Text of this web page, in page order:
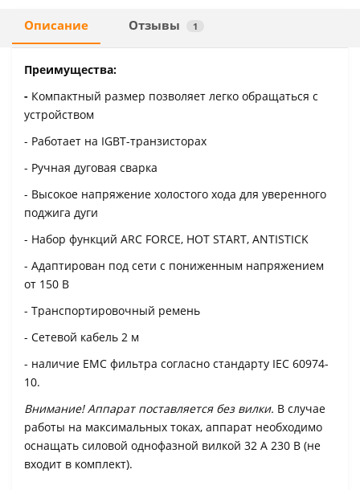
Описание Отзывы 1
Преимущества:
- Компактный размер позволяет легко обращаться с
устройством
- Работает на IGBT-транзисторах
- Ручная дуговая сварка
- Высокое напряжение холостого хода для уверенного
поджига дуги
- Набор функций ARC FORCE, HOT START, ANTISTICK
- Адаптирован под сети с пониженным напряжением
от 150 В
- Транспортировочный ремень
- Сетевой кабель 2 м
- наличие ЕМС фильтра согласно стандарту IEC 60974-
10.
Внимание! Аппарат поставляется без вилки. В случае
работы на максимальных токах, аппарат необходимо
оснащать силовой однофазной вилкой 32 А 230 В (не
входит в комплект).